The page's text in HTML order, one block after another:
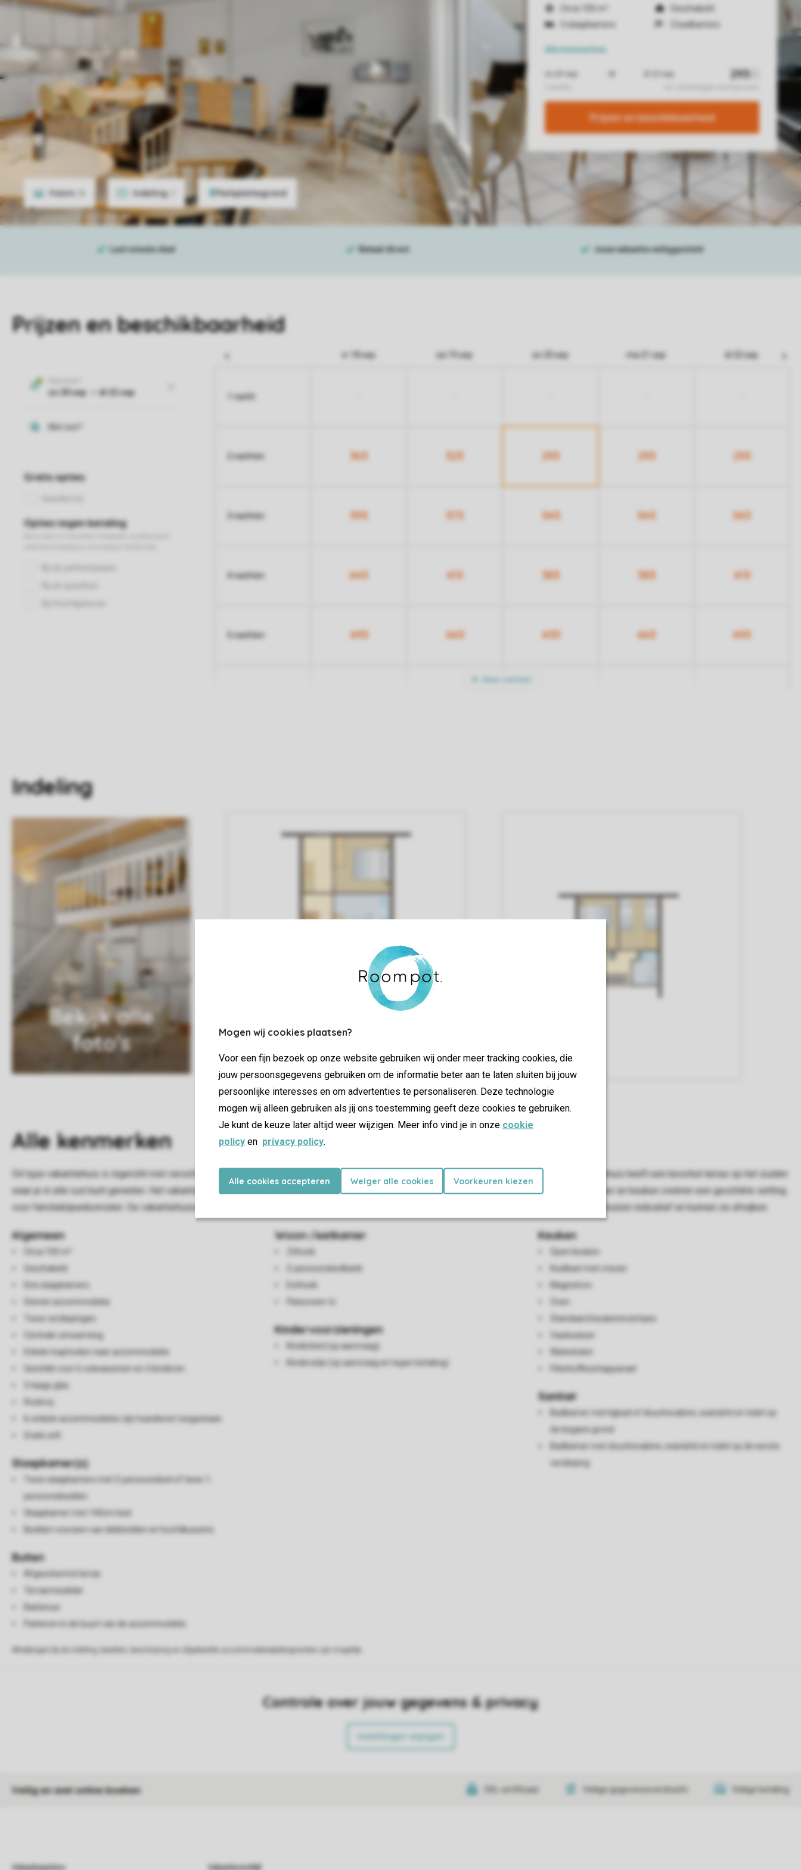
Mogen wij cookies plaatsen?
Voor een fijn bezoek op onze website gebruiken wij onder meer tracking cookies, die
jouw persoonsgegevens gebruiken om de informatie beter aan te laten sluiten bij jouw
persoonlijke interesses en om advertenties te personaliseren. Deze technologie
mogen wij alleen gebruiken als jij ons toestemming geeft deze cookies te gebruiken.
Je kunt de keuze later altijd weer wijzigen. Meer info vind je in onze cookie
policy en privacy policy.
Alle cookies accepteren Weiger alle cookies Voorkeuren kiezen
Foto's Indeling
Circa 100 m²
Geschakeld
3 slaapkamers
2 badkamers
Alle kenmerken
Prijzen en beschikbaarheid
Prijzen en beschikbaarheid
vr 18 sep za 19 sep zo 20 sep ma 21 sep di 22 sep
1 nacht
2 nachten 363 323 293 293 293
3 nachten 393 373 343 343 343
4 nachten 443 413 383 383 413
5 nachten 493 463 433 463 493
Indeling
Bekijk alle
foto's
Allekenmerken
Dit type vakantiehuis is ingericht met verschillende interieurs en vloeren. De gezellige inrichting verschilt daarom van huis tot huis. Het vakantiehuis heeft een beschut terras op het zuiden
waar je in alle rust kunt genieten. Het vakantiehuis is verdeeld over twee verdiepingen en heeft drie slaapkamers. De gecombineerde woonkamer en keuken creëren een geschikte setting
voor familiebijeenkomsten. De vakantiehuizen zijn privébezit, daarom zijn beschrijvingen, foto's, specificaties en plattegronden van de vakantiehuizen indicatief en kunnen ze afwijken.
Algemeen
Circa 100 m²
Geschakeld
Drie slaapkamers
Stenen accommodatie
Twee verdiepingen
Centrale verwarming
Enkele traptreden naar accommodatie
Geschikt voor 6 volwassenen en 2 kinderen
3-laags glas
Rookvrij
In enkele accommodaties zijn huisdieren toegestaan
Gratis wifi
Slaapkamer(s)
Twee slaapkamers met 2-persoonsbed of twee 1-
persoonsbedden
Slaapkamer met 140cm bed
Bedden voorzien van dekbedden en hoofdkussens
Buiten
Afgeschermd terras
Terrasmeubilair
Barbecue
Parkeren in de buurt van de accommodatie
Woon-/eetkamer
Zithoek
2-persoonsbedbank
Eethoek
Flatscreen-tv
Kindervoorzieningen
Kinderbed (op aanvraag)
Kinderzitje (op aanvraag en tegen betaling)
Keuken
Open keuken
Koelkast met vriezer
Magnetron
Oven
Standaard keukeninventaris
Vaatwasser
Waterkoker
Filterkoffiezetapparaat
Sanitair
Badkamer met ligbad of douchecabine, wastafel en toilet op
de begane grond
Badkamer met douchecabine, wastafel en toilet op de eerste
verdieping
Controle over jouw gegevens & privacy
Instellingen wijzigen
Veilig en snel online boeken SSL certificaat Veilige gegevensoverdracht Veilige betaling
Vakantieparken Vakantieverblijf